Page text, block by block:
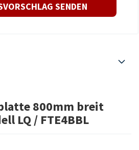
SENDEN
800mm breit
LQ / FTE4BBL